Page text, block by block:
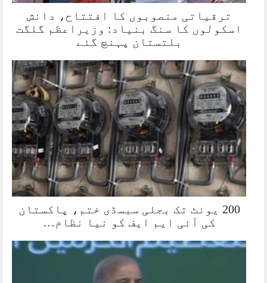
ترقیاتی منصوبوں کا افتتاح، دانش
اسکولوں کا سنگ بنیاد: وزیراعظم گلگت
بلتستان پہنچ گئے
200 یونٹ تک بجلی سبسڈی ختم، پاکستان
کی آئی ایم ایف کو نیا نظام…